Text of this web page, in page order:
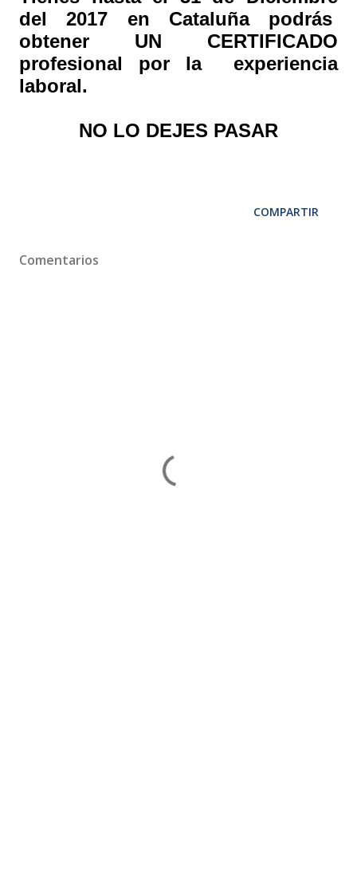
del 2017 en Cataluña podrás
obtener UN CERTIFICADO
profesional por la experiencia
laboral.
NO LO DEJES PASAR
COMPARTIR
Comentarios